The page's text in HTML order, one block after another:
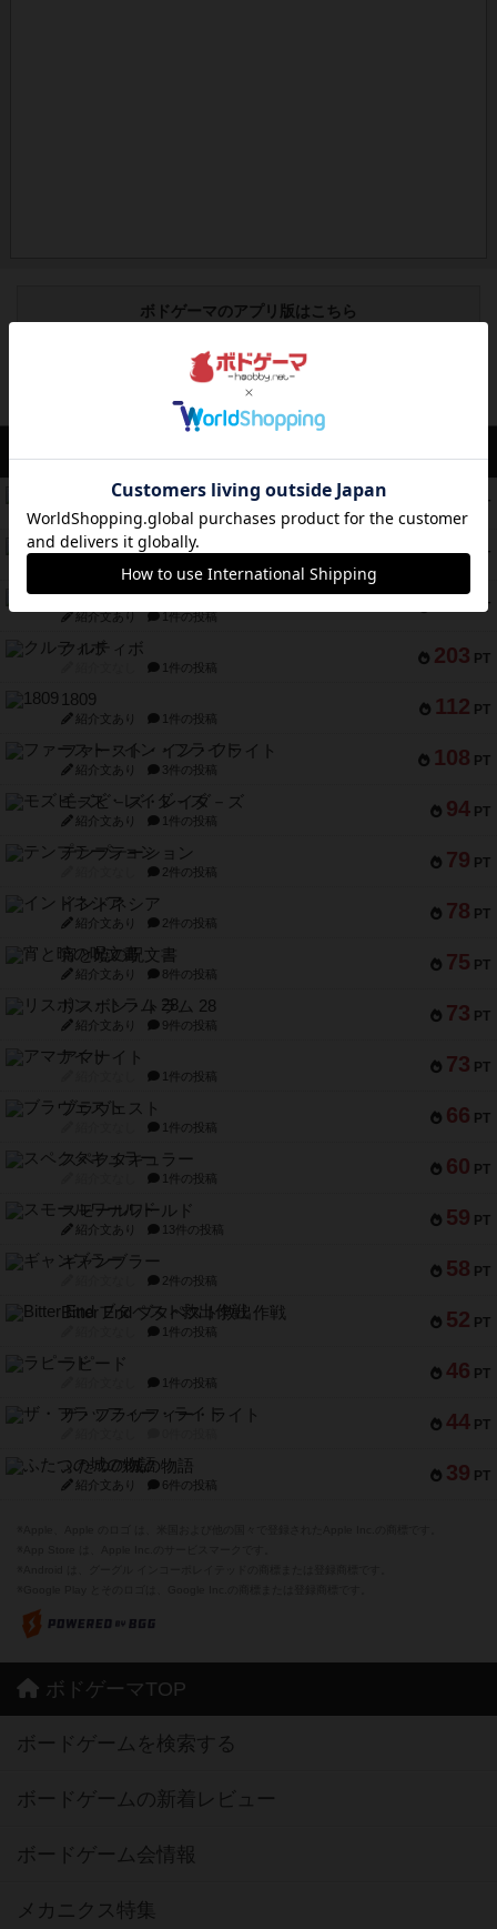
ボドゲーマのアプリ版はこちら
PT
コレクト！
紹介文なし 1件の投稿
322 PT
無限まちがいさがし
PT
ガルフストライク
紹介文あり 1件の投稿
203 PT
クルティボ
1件の投稿
112 PT
1809
紹介文あり 1件の投稿
108 PT
ファースト・イン・フライト
紹介文あり 3件の投稿
94 PT
モズビ－ズ・レイダ－ズ
紹介文あり 1件の投稿
79 PT
テンプテーション
2件の投稿
78 PT
インドネシア
紹介文あり 2件の投稿
75 PT
宵と暁の呪文書
紹介文あり 8件の投稿
73 PT
リスボン・トラム 28
紹介文あり 9件の投稿
73 PT
アマナイト
1件の投稿
66 PT
ブラヴェスト
1件の投稿
60 PT
スペクタキュラー
1件の投稿
59 PT
スモールワールド
紹介文あり 13件の投稿
58 PT
ギャンブラー
2件の投稿
52 PT
Bitter End ブタペスト救出作戦
1件の投稿
46 PT
ラピード
1件の投稿
44 PT
ザ・フラッフィー・ライト
39 PT
ふたつの城の物語
紹介文あり 6件の投稿
ボドゲーマTOP
ボードゲームを検索する
ボードゲームの新着レビュー
ボードゲーム会情報
メカニクス特集